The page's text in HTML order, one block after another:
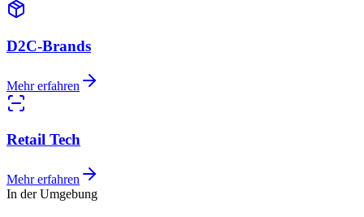
D2C-Brands
Mehr erfahren
Retail Tech
Mehr erfahren
In der Umgebung